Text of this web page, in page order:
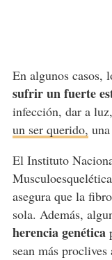
En algunos casos,
sufrir un fuerte
infección, dar a
un ser querido,
El Instituto
asegura que la
sola. Además,
herencia genética
sean más